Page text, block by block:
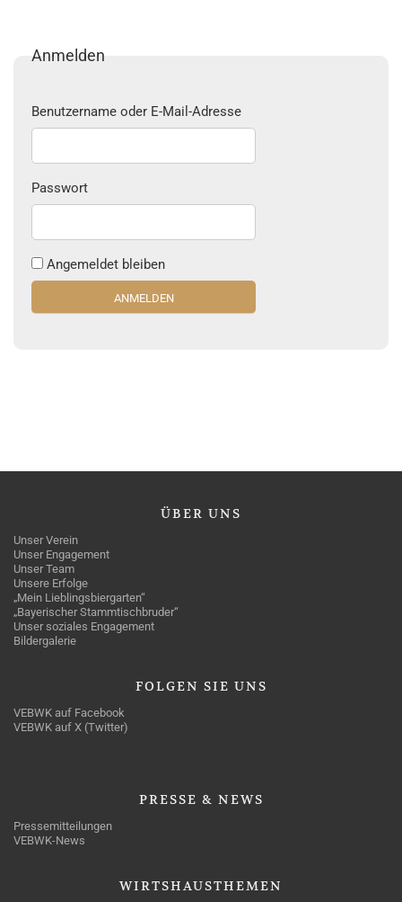
Anmelden
Benutzername oder E-Mail-Adresse
Passwort
Angemeldet bleiben
ÜBER UNS
Unser Verein
Unser Engagement
Unser Team
Unsere Erfolge
„Mein Lieblingsbiergarten“
„Bayerischer Stammtischbruder“
Unser soziales Engagement
Bildergalerie
FOLGEN SIE UNS
VEBWK auf Facebook
VEBWK auf X (Twitter)
PRESSE & NEWS
Pressemitteilungen
VEBWK-News
WIRTSHAUSTHEMEN